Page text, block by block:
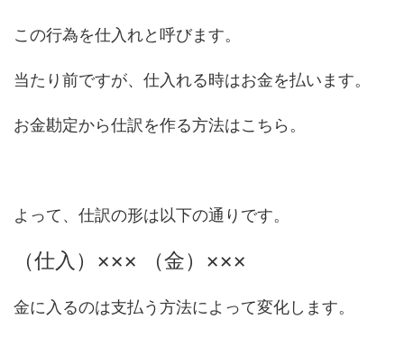
この行為を仕入れと呼びます。
当たり前ですが、仕入れる時はお金を払います。
お金勘定から仕訳を作る方法はこちら。
よって、仕訳の形は以下の通りです。
（仕入）××× （金）×××
金に入るのは支払う方法によって変化します。